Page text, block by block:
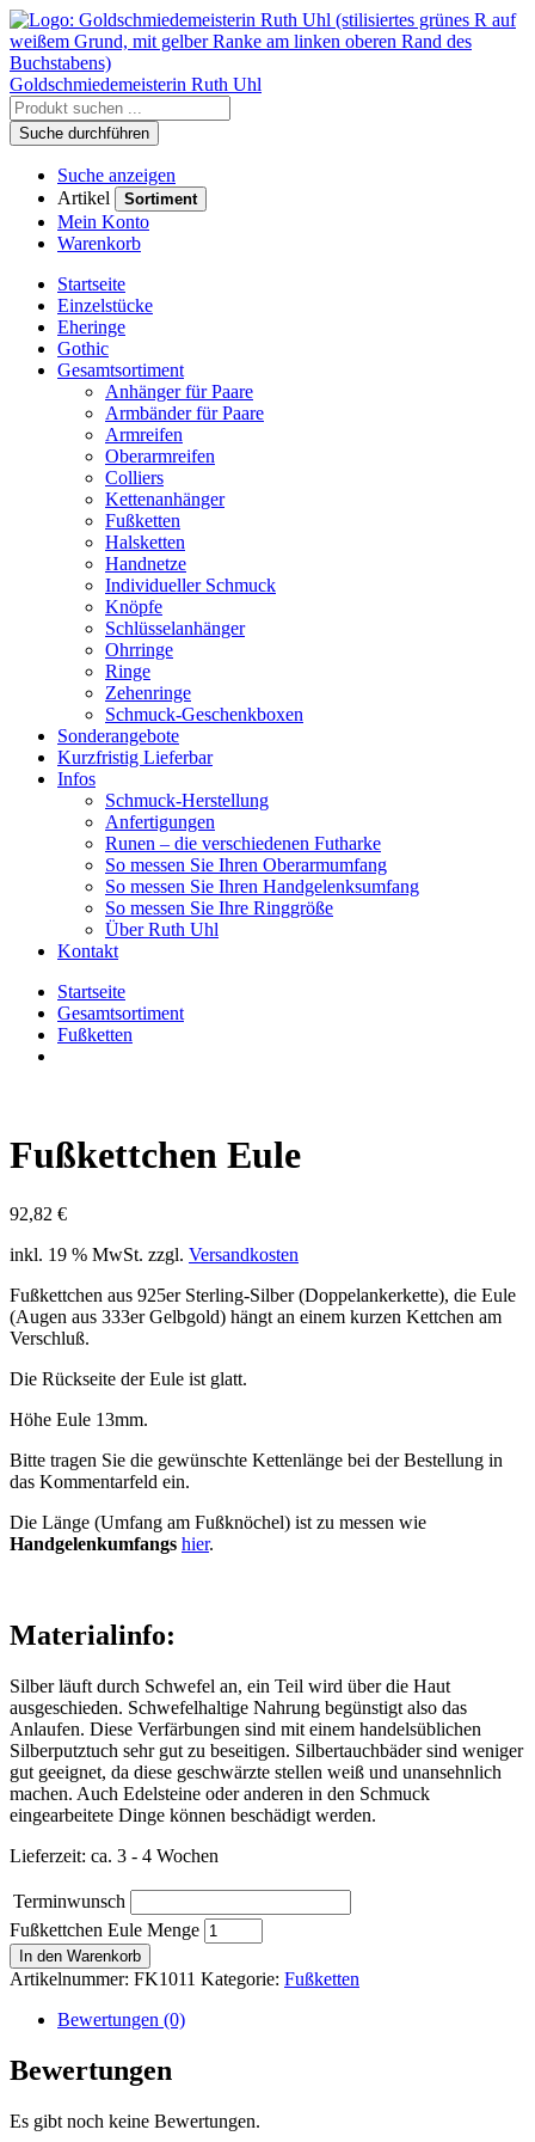
Goldschmiedemeisterin Ruth Uhl
Suche durchführen
Suche anzeigen
Artikel
Sortiment
Mein Konto
Warenkorb
Startseite
Einzelstücke
Eheringe
Gothic
Gesamtsortiment
Anhänger für Paare
Armbänder für Paare
Armreifen
Oberarmreifen
Colliers
Kettenanhänger
Fußketten
Halsketten
Handnetze
Individueller Schmuck
Knöpfe
Schlüsselanhänger
Ohrringe
Ringe
Zehenringe
Schmuck-Geschenkboxen
Sonderangebote
Kurzfristig Lieferbar
Infos
Schmuck-Herstellung
Anfertigungen
Runen – die verschiedenen Futharke
So messen Sie Ihren Oberarmumfang
So messen Sie Ihren Handgelenksumfang
So messen Sie Ihre Ringgröße
Über Ruth Uhl
Kontakt
Startseite
Gesamtsortiment
Fußketten
Fußkettchen Eule
92,82 €
inkl. 19 % MwSt. zzgl. Versandkosten
Fußkettchen aus 925er Sterling-Silber (Doppelankerkette), die Eule
(Augen aus 333er Gelbgold) hängt an einem kurzen Kettchen am
Verschluß.
Die Rückseite der Eule ist glatt.
Höhe Eule 13mm.
Bitte tragen Sie die gewünschte Kettenlänge bei der Bestellung in
das Kommentarfeld ein.
Die Länge (Umfang am Fußknöchel) ist zu messen wie
Handgelenkumfangs hier.
Materialinfo:
Silber läuft durch Schwefel an, ein Teil wird über die Haut
ausgeschieden. Schwefelhaltige Nahrung begünstigt also das
Anlaufen. Diese Verfärbungen sind mit einem handelsüblichen
Silberputztuch sehr gut zu beseitigen. Silbertauchbäder sind weniger
gut geeignet, da diese geschwärzte stellen weiß und unansehnlich
machen. Auch Edelsteine oder anderen in den Schmuck
eingearbeitete Dinge können beschädigt werden.
Lieferzeit: ca. 3 - 4 Wochen
Terminwunsch
Fußkettchen Eule Menge
In den Warenkorb
Artikelnummer: FK1011 Kategorie: Fußketten
Bewertungen (0)
Bewertungen
Es gibt noch keine Bewertungen.